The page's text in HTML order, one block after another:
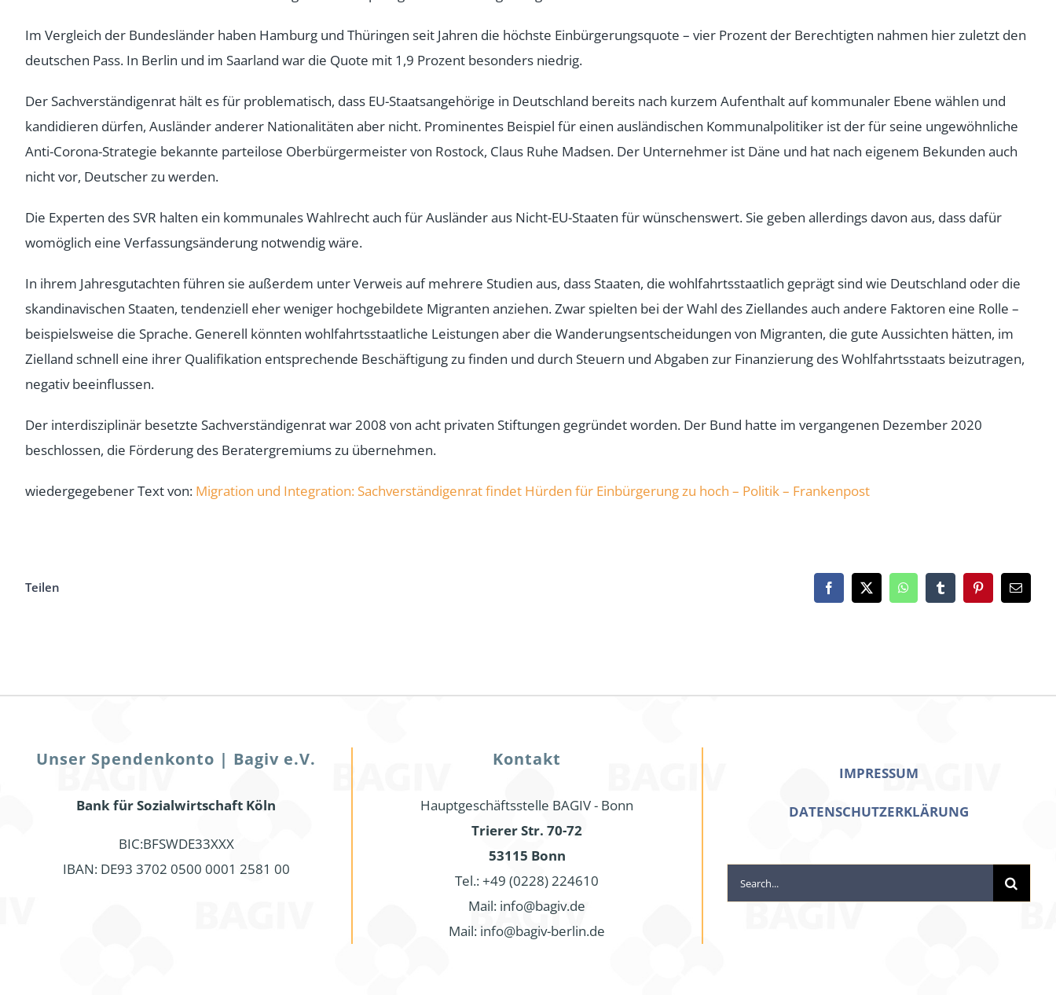
Im Vergleich der Bundesländer haben Hamburg und Thüringen seit Jahren die höchste Einbürgerungsquote – vier Prozent der Berechtigten nahmen hier zuletzt den
deutschen Pass. In Berlin und im Saarland war die Quote mit 1,9 Prozent besonders niedrig.
Der Sachverständigenrat hält es für problematisch, dass EU-Staatsangehörige in Deutschland bereits nach kurzem Aufenthalt auf kommunaler Ebene wählen und
kandidieren dürfen, Ausländer anderer Nationalitäten aber nicht. Prominentes Beispiel für einen ausländischen Kommunalpolitiker ist der für seine ungewöhnliche
Anti-Corona-Strategie bekannte parteilose Oberbürgermeister von Rostock, Claus Ruhe Madsen. Der Unternehmer ist Däne und hat nach eigenem Bekunden auch
nicht vor, Deutscher zu werden.
Die Experten des SVR halten ein kommunales Wahlrecht auch für Ausländer aus Nicht-EU-Staaten für wünschenswert. Sie geben allerdings davon aus, dass dafür
womöglich eine Verfassungsänderung notwendig wäre.
In ihrem Jahresgutachten führen sie außerdem unter Verweis auf mehrere Studien aus, dass Staaten, die wohlfahrtsstaatlich geprägt sind wie Deutschland oder die
skandinavischen Staaten, tendenziell eher weniger hochgebildete Migranten anziehen. Zwar spielten bei der Wahl des Ziellandes auch andere Faktoren eine Rolle –
beispielsweise die Sprache. Generell könnten wohlfahrtsstaatliche Leistungen aber die Wanderungsentscheidungen von Migranten, die gute Aussichten hätten, im
Zielland schnell eine ihrer Qualifikation entsprechende Beschäftigung zu finden und durch Steuern und Abgaben zur Finanzierung des Wohlfahrtsstaats beizutragen,
negativ beeinflussen.
Der interdisziplinär besetzte Sachverständigenrat war 2008 von acht privaten Stiftungen gegründet worden. Der Bund hatte im vergangenen Dezember 2020
beschlossen, die Förderung des Beratergremiums zu übernehmen.
wiedergegebener Text von: Migration und Integration: Sachverständigenrat findet Hürden für Einbürgerung zu hoch – Politik – Frankenpost
Teilen Facebook
X WhatsAppTumblrPinterestEmail
Unser Spendenkonto | Bagiv e.V.
Bank für Sozialwirtschaft Köln
BIC:BFSWDE33XXX
IBAN: DE93 3702 0500 0001 2581 00
Kontakt
Hauptgeschäftsstelle BAGIV - Bonn
Trierer Str. 70-72
53115 Bonn
Tel.: +49 (0228) 224610
Mail: info@bagiv.de
Mail: info@bagiv-berlin.de
IMPRESSUM
DATENSCHUTZERKLÄRUNG
Search
for: